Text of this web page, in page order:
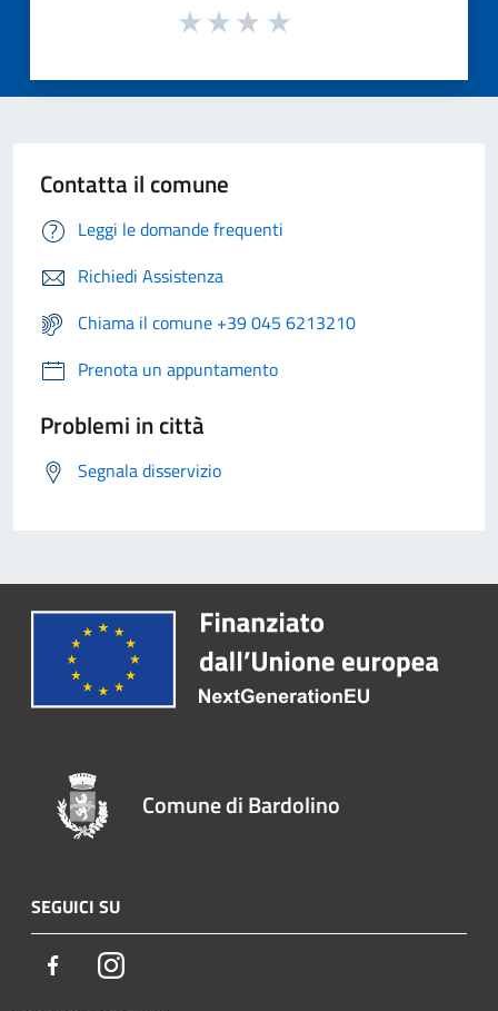
Contatta il comune
Leggi le domande frequenti
Richiedi Assistenza
Chiama il comune +39 045 6213210
Prenota un appuntamento
Problemi in città
Segnala disservizio
Comune di Bardolino
SEGUICI SU
FacebookInstagram